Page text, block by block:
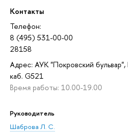
Контакты
Телефон:
8 (495) 531-00-00
28158
Адрес: АУК "Покровский
каб. G521
Время работы: 10.00-19.00
Руководитель
Шаброва Л. С.